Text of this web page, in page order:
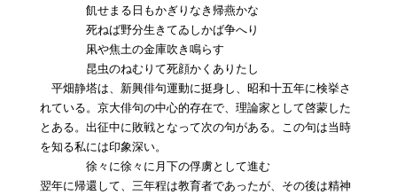
飢せまる日もかぎりなき帰燕かな
死ねば野分生きてゐしかば争へり
凩や焦土の金庫吹き鳴らす
昆虫のねむりて死顔かくありたし
平畑静塔は、新興俳句運動に挺身し、昭和十五年に検挙さ
れている。京大俳句の中心的存在で、理論家として啓蒙した
とある。出征中に敗戦となって次の句がある。この句は当時
を知る私には印象深い。
徐々に徐々に月下の俘虜として進む
翌年に帰還して、三年程は教育者であったが、その後は精神